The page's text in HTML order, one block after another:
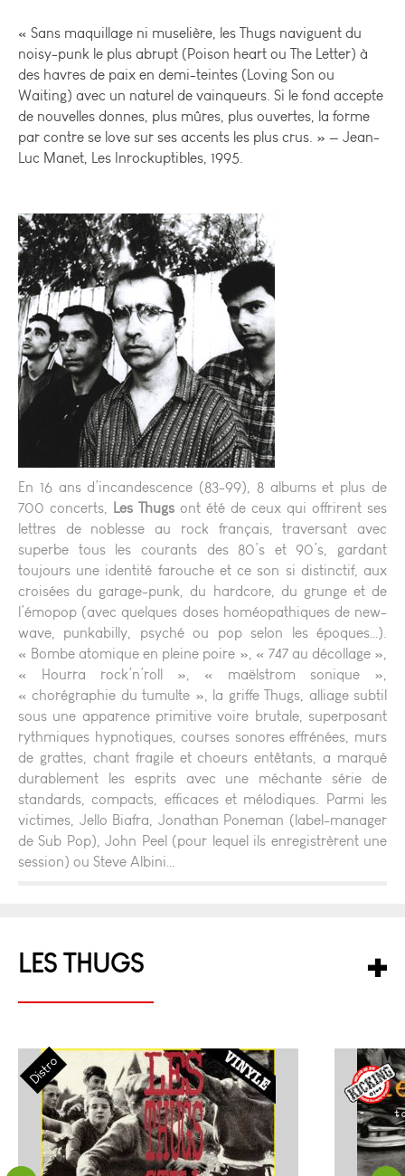
« Sans maquillage ni muselière, les Thugs naviguent du
noisy-punk le plus abrupt (Poison heart ou The Letter) à
des havres de paix en demi-teintes (Loving Son ou
Waiting) avec un naturel de vainqueurs. Si le fond accepte
de nouvelles donnes, plus mûres, plus ouvertes, la forme
par contre se love sur ses accents les plus crus. » — Jean-
Luc Manet, Les Inrockuptibles, 1995.
En 16 ans d’incandescence (83-99), 8 albums et plus de
700 concerts, Les Thugs ont été de ceux qui offrirent ses
lettres de noblesse au rock français, traversant avec
superbe tous les courants des 80’s et 90’s, gardant
toujours une identité farouche et ce son si distinctif, aux
croisées du garage-punk, du hardcore, du grunge et de
l’émopop (avec quelques doses homéopathiques de new-
wave, punkabilly, psyché ou pop selon les époques…).
« Bombe atomique en pleine poire », « 747 au décollage »,
« Hourra rock’n’roll », « maëlstrom sonique »,
« chorégraphie du tumulte », la griffe Thugs, alliage subtil
sous une apparence primitive voire brutale, superposant
rythmiques hypnotiques, courses sonores effrénées, murs
de grattes, chant fragile et choeurs entêtants, a marqué
durablement les esprits avec une méchante série de
standards, compacts, efficaces et mélodiques. Parmi les
victimes, Jello Biafra, Jonathan Poneman (label-manager
de Sub Pop), John Peel (pour lequel ils enregistrèrent une
session) ou Steve Albini…
LES THUGS